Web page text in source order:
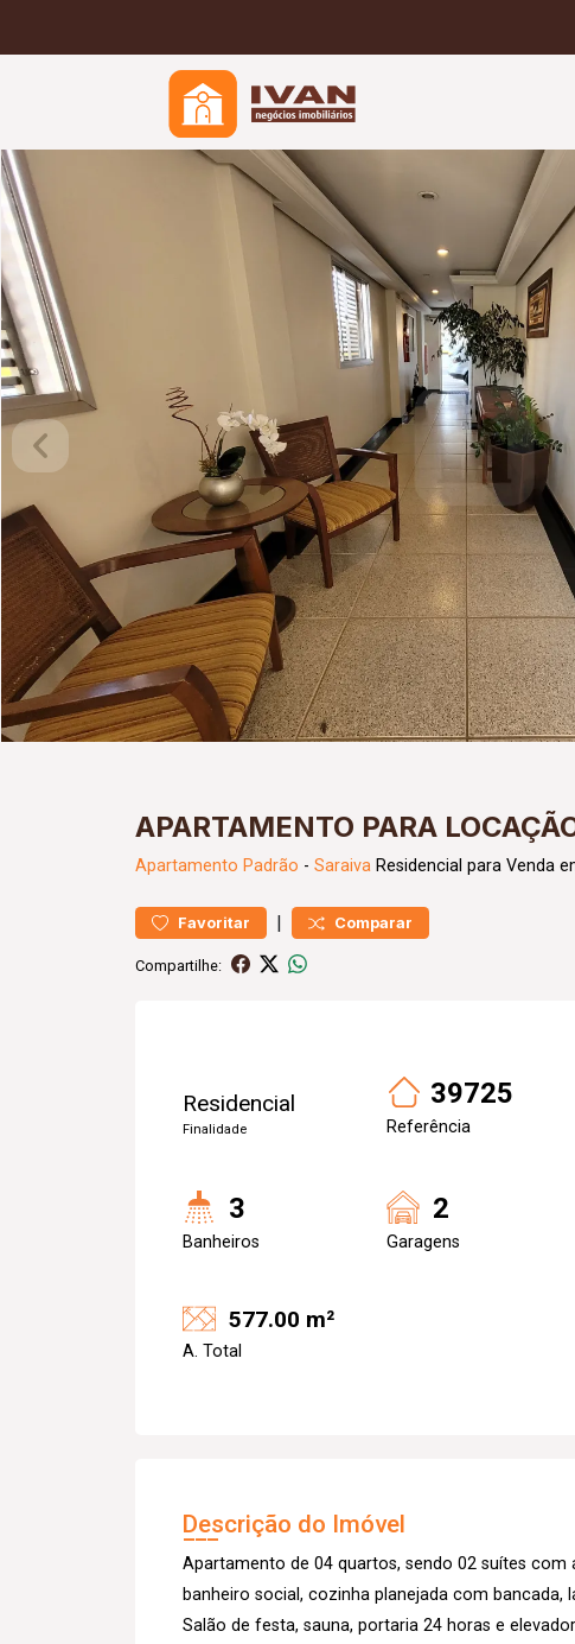
APARTAMENTO PARA
Apartamento Padrão - Saraiva Residencial para Venda
Favoritar | Comparar
Compartilhe:
Residencial
Finalidade
39725
Referência
3
Banheiros
2
Garagens
577.00 m²
A. Total
Descrição do Imóvel
Apartamento de 04 quartos, sendo 02 suítes
banheiro social, cozinha planejada com bancada,
Salão de festa, sauna, portaria 24 horas e